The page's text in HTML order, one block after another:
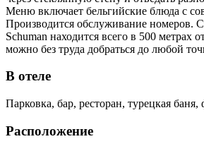
Меню включает бельгийские блюда с
Производится обслуживание номеров.
Schuman находится всего в 500 метрах
можно без труда добраться до любой
В отеле
Парковка, бар, ресторан, турецкая баня,
Расположение